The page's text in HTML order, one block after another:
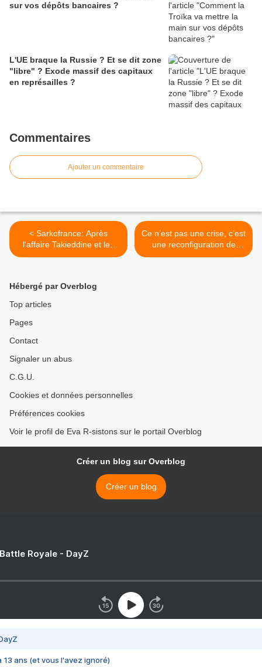
sur vos dépôts bancaires ?
L'UE braque la Russie ? Et se dit zone
"libre" ? Exode massif des capitaux
en représailles ?
Commentaires
Ajouter un commentaire
< Sarkofrance: Après
l'affaire Takieddine et les
millions des ventes
Ce n’est pas une crise, c’est
une reconfiguration de
l’économie mondiale >
Hébergé par Overblog
Top articles
Pages
Contact
Signaler un abus
C.G.U.
Cookies et données personnelles
Préférences cookies
Voir le profil de Eva R-sistons sur le portail Overblog
Créer un blog sur Overblog
Créer un blog
Royale - DayZ
13 ans (et vous l'avez ignoré)